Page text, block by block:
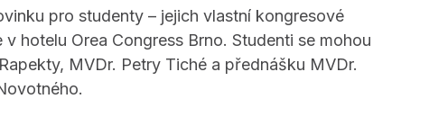
pro studenty – jejich vlastní kongresové
hotelu Orea Congress Brno. Studenti se mohou
MVDr. Petry Tiché a přednášku MVDr.